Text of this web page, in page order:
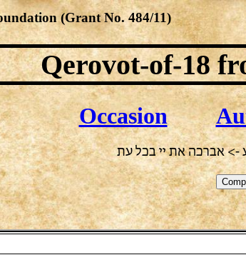
Qerovot-of-18
Occasion
-> אברכה את יי בכל עת
(Grant No. 484/11)